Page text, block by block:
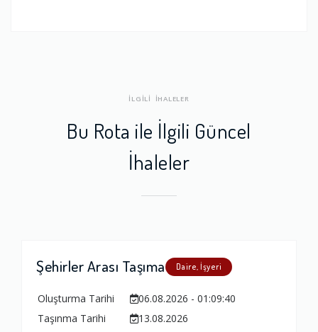
İLGİLİ İHALELER
Bu Rota ile İlgili Güncel
İhaleler
Şehirler Arası Taşıma Daire, İşyeri
Oluşturma Tarihi
06.08.2026 - 01:09:40
Taşınma Tarihi
13.08.2026